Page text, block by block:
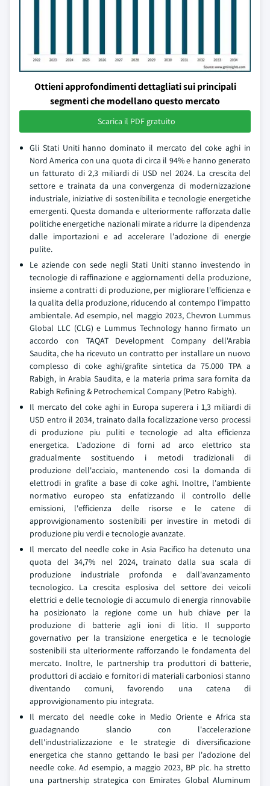
Ottieni approfondimenti dettagliati sui principali
segmenti che modellano questo mercato
Scarica il PDF gratuito
Gli Stati Uniti hanno dominato il mercato del coke aghi in
Nord America con una quota di circa il 94% e hanno generato
un fatturato di 2,3 miliardi di USD nel 2024. La crescita del
settore e trainata da una convergenza di modernizzazione
industriale, iniziative di sostenibilita e tecnologie energetiche
emergenti. Questa domanda e ulteriormente rafforzata dalle
politiche energetiche nazionali mirate a ridurre la dipendenza
dalle importazioni e ad accelerare l'adozione di energie
pulite.
Le aziende con sede negli Stati Uniti stanno investendo in
tecnologie di raffinazione e aggiornamenti della produzione,
insieme a contratti di produzione, per migliorare l'efficienza e
la qualita della produzione, riducendo al contempo l'impatto
ambientale. Ad esempio, nel maggio 2023, Chevron Lummus
Global LLC (CLG) e Lummus Technology hanno firmato un
accordo con TAQAT Development Company dell'Arabia
Saudita, che ha ricevuto un contratto per installare un nuovo
complesso di coke aghi/grafite sintetica da 75.000 TPA a
Rabigh, in Arabia Saudita, e la materia prima sara fornita da
Rabigh Refining & Petrochemical Company (Petro Rabigh).
Il mercato del coke aghi in Europa superera i 1,3 miliardi di
USD entro il 2034, trainato dalla focalizzazione verso processi
di produzione piu puliti e tecnologie ad alta efficienza
energetica. L'adozione di forni ad arco elettrico sta
gradualmente sostituendo i metodi tradizionali di
produzione dell'acciaio, mantenendo cosi la domanda di
elettrodi in grafite a base di coke aghi. Inoltre, l'ambiente
normativo europeo sta enfatizzando il controllo delle
emissioni, l'efficienza delle risorse e le catene di
approvvigionamento sostenibili per investire in metodi di
produzione piu verdi e tecnologie avanzate.
Il mercato del needle coke in Asia Pacifico ha detenuto una
quota del 34,7% nel 2024, trainato dalla sua scala di
produzione industriale profonda e dall'avanzamento
tecnologico. La crescita esplosiva del settore dei veicoli
elettrici e delle tecnologie di accumulo di energia rinnovabile
ha posizionato la regione come un hub chiave per la
produzione di batterie agli ioni di litio. Il supporto
governativo per la transizione energetica e le tecnologie
sostenibili sta ulteriormente rafforzando le fondamenta del
mercato. Inoltre, le partnership tra produttori di batterie,
produttori di acciaio e fornitori di materiali carboniosi stanno
diventando comuni, favorendo una catena di
approvvigionamento piu integrata.
Il mercato del needle coke in Medio Oriente e Africa sta
guadagnando slancio con l'accelerazione
dell'industrializzazione e le strategie di diversificazione
energetica che stanno gettando le basi per l'adozione del
needle coke. Ad esempio, a maggio 2023, BP plc. ha stretto
una partnership strategica con Emirates Global Aluminum